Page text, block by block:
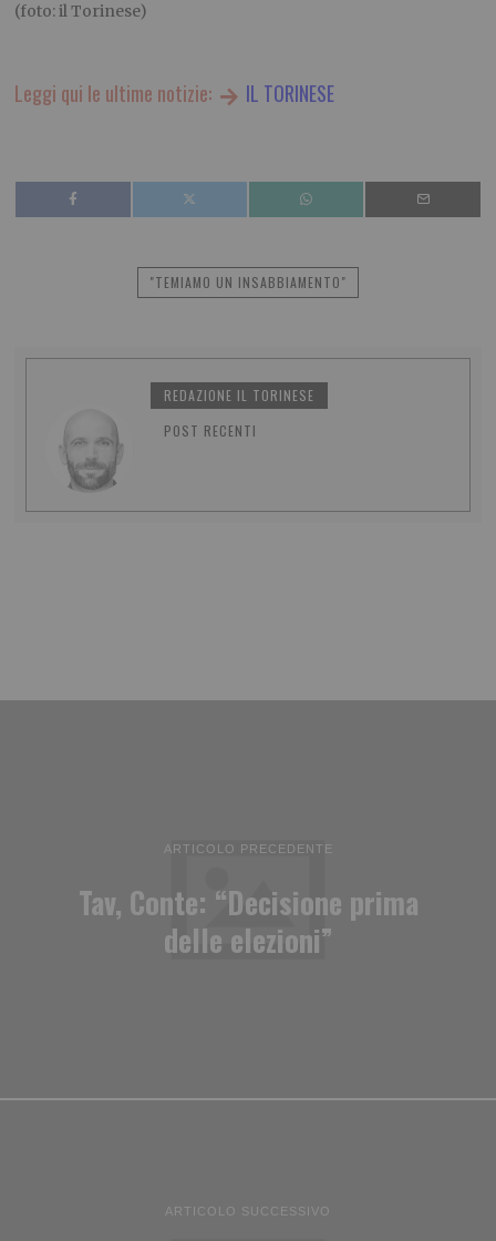
(foto: il Torinese)
Leggi qui le ultime notizie: IL TORINESE
"TEMIAMO UN INSABBIAMENTO"
REDAZIONE IL TORINESE
POST RECENTI
ARTICOLO PRECEDENTE
Tav, Conte: “Decisione prima
delle elezioni”
ARTICOLO SUCCESSIVO